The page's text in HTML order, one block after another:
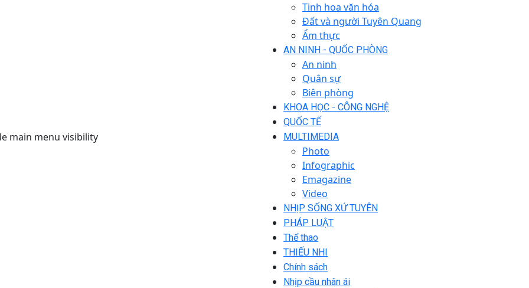
main menu visibility
Tinh hoa văn hóa
Đất và người Tuyên Quang
Ẩm thực
AN NINH - QUỐC PHÒNG
An ninh
Quân sự
Biên phòng
KHOA HỌC - CÔNG NGHỆ
QUỐC TẾ
MULTIMEDIA
Photo
Infographic
Emagazine
Video
NHỊP SỐNG XỨ TUYÊN
PHÁP LUẬT
Thể thao
THIẾU NHI
Chính sách
Nhịp cầu nhân ái